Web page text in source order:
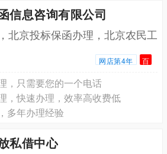
信息咨询有限公司
北京投标保函办理，北京农民工
网店第4年 百
，只需要您的一个电话
，快速办理，效率高收费低
多年办理经验
私借中心